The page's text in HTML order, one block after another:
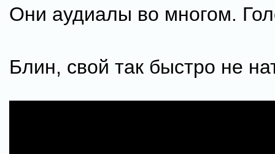
Они аудиалы во многом.
Блин, свой так быстро не